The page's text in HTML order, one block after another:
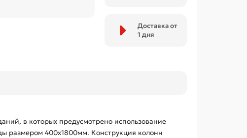
Доставка от
1 дня
в которых предусмотрено использование
размером 400х1800мм. Конструкция колонн